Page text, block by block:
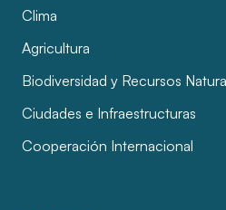
Clima
Agricultura
Biodiversidad y Recursos
Ciudades e Infraestructuras
Cooperación Internacional